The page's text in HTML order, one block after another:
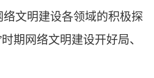
文明建设各领域的积极探
期网络文明建设开好局、